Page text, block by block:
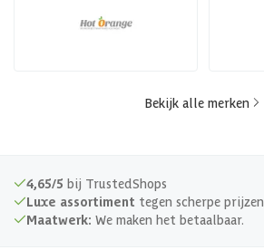
Bekijk alle merken
4,65/5 bij TrustedShops
Luxe assortiment tegen scherpe prijzen
Maatwerk: We maken het betaalbaar.